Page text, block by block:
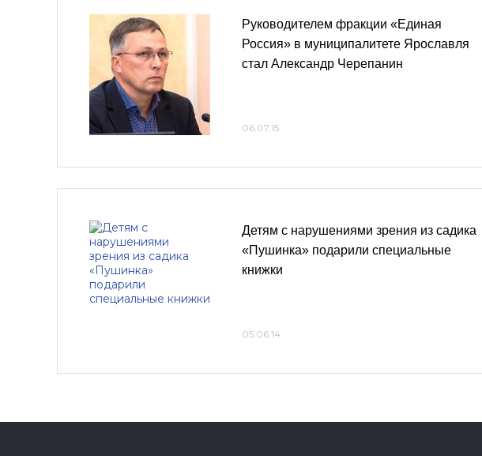
Руководителем фракции «Единая
Россия» в муниципалитете Ярославля
стал Александр Черепанин
06.07.15
Детям с нарушениями зрения из садика
«Пушинка» подарили специальные
книжки
05.06.14